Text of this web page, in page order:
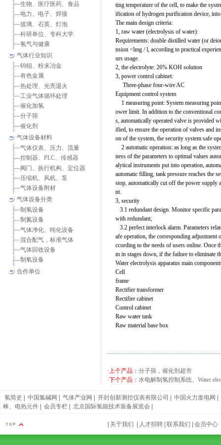
生物、医疗医药、食品
电力、电子、焊接
玻璃、石英、灯泡
科研单位、专科大学
氢气与健康
气体行业知识
钨钼、粉末冶金
有色金属
热处理、光亮退火
工业气体循环处理
催化加氢
分子筛
催化剂
气体设备材料
气体仪表、压力、流量
控制器、PLC、传感器
阀门、执行机构、定位器
压缩机、风机、泵
气体设备附材
气体设备分类
制氢设备
制氮设备
气体净化、纯化设备
混合配气，标准气体
气体回收设备
制氧设备
合作单位
ting temperature of the cell, to make the
ification of hydrogen purification device,
The main design criteria:
1, raw water (electrolysis of water):
Requirements: double distilled water (or
nsion <lmg / l, according to practical
urs usage.
2, the electrolyte: 26% KOH solution
3, power control cabinet:
Three-phase four-wire AC
Equipment control system
1 measuring point: System measuring
ower limit. In addition to the conventional
s, automatically operated valve is provided
ified, to ensure the operation of valves and
on of the system, the security system safe
2 automatic operation: as long as the
ness of the parameters to optimal values
alytical instruments put into operation,
automatic filling, tank pressure reaches the
stop, automatically cut off the power supply
nt.
3, security
3.1 redundant design. Monitor specific
with redundant;
3.2 perfect interlock alarm. Parameters
afe operation, the corresponding
ccording to the needs of users online. Once
m in stages down, if the failure to eliminate
Water electrolysis apparatus main
Cell
frame
Rectifier transformer
Rectifier cabinet
Control cabinet
Raw water tank
Raw material base box
·上个产品： 分子筛，催化剂超市
·下个产品： 水电解制氢控制系统、Water
氢简史 中国氯碱网 气体产业网 开封创新测控仪表有限公司 中国火力发电网
棒、电热元件
会员专栏 北京国际氢能技术装备展览会
关于我们 人才招聘 联系我们 会员中心